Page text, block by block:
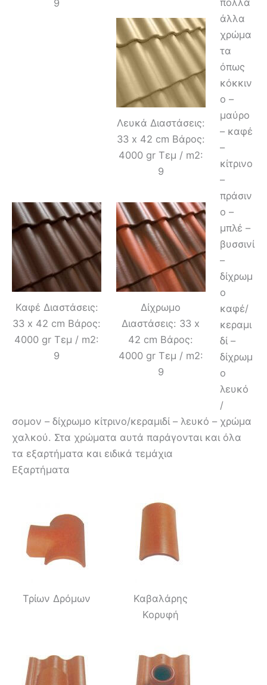
9
Λευκά Διαστάσεις:
33 x 42 cm Βάρος:
4000 gr Τεμ / m2:
9
Καφέ Διαστάσεις:
33 x 42 cm Βάρος:
4000 gr Τεμ / m2:
9
Δίχρωμο
Διαστάσεις: 33 x
42 cm Βάρος:
4000 gr Τεμ / m2:
9
άλλα
χρώμα
τα
όπως
κόκκιν
ο –
μαύρο
– καφέ
–
κίτρινο
–
πράσιν
ο –
μπλέ –
βυσσινί
–
δίχρωμ
ο
καφέ/
κεραμι
δί –
δίχρωμ
ο
λευκό
/
σομον – δίχρωμο κίτρινο/κεραμιδί – λευκό – χρώμα
χαλκού. Στα χρώματα αυτά παράγονται και όλα
τα εξαρτήματα και ειδικά τεμάχια
Εξαρτήματα
Τρίων Δρόμων
Καβαλάρης
Κορυφή